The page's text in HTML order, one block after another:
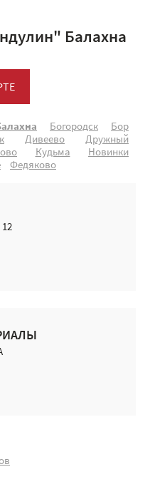
Балахна
Богородск
Бор
Дивеево
Дружный
Кудьма
Новинки
Федяково